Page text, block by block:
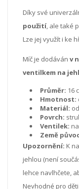
Díky své
použití, ale také
Lze jej využít i ke
Míč je dodáván v
ventilkem na
Průměr: 16
Hmotnost:
Materiál:
Povrch:
Ventilek:
Země
Upozornění: K
jehlou (není
lehce navlhčete,
Nevhodné pro